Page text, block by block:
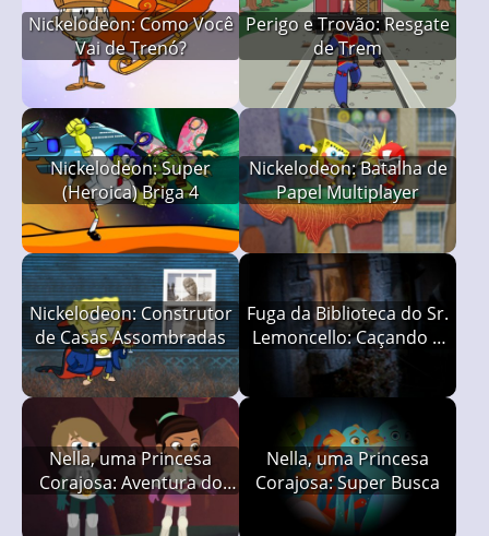
Nickelodeon: Como Você
Vai de Trenó?
Perigo e Trovão: Resgate
de Trem
Nickelodeon: Super
(Heroica) Briga 4
Nickelodeon: Batalha de
Papel Multiplayer
Nickelodeon: Construtor
de Casas Assombradas
Fuga da Biblioteca do Sr.
Lemoncello: Caçando o
Tesouro da Biblioteca
Nella, uma Princesa
Corajosa: Aventura do
Dragão Dorminhoco
Nella, uma Princesa
Corajosa: Super Busca